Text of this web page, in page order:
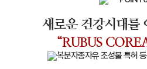
새로운 건강시대를
“RUBUS